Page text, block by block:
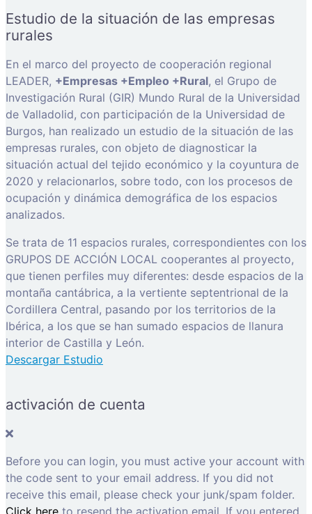
Estudio de la situación de las empresas
rurales
En el marco del proyecto de cooperación regional
LEADER, +Empresas +Empleo +Rural, el Grupo de
Investigación Rural (GIR) Mundo Rural de la Universidad
de Valladolid, con participación de la Universidad de
Burgos, han realizado un estudio de la situación de las
empresas rurales, con objeto de diagnosticar la
situación actual del tejido económico y la coyuntura de
2020 y relacionarlos, sobre todo, con los procesos de
ocupación y dinámica demográfica de los espacios
analizados.
Se trata de 11 espacios rurales, correspondientes con los
GRUPOS DE ACCIÓN LOCAL cooperantes al proyecto,
que tienen perfiles muy diferentes: desde espacios de la
montaña cantábrica, a la vertiente septentrional de la
Cordillera Central, pasando por los territorios de la
Ibérica, a los que se han sumado espacios de llanura
interior de Castilla y León.
Descargar Estudio
activación de cuenta
Before you can login, you must active your account with
the code sent to your email address. If you did not
receive this email, please check your junk/spam folder.
Click here to resend the activation email. If you entered